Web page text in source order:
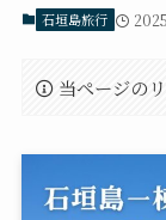
石垣島旅行
当ページの